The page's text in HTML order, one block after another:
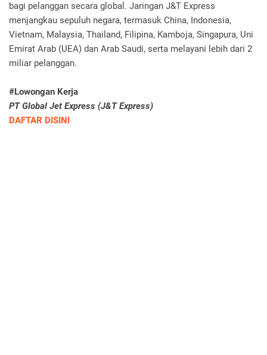
bagi pelanggan secara global. Jaringan J&T Express
menjangkau sepuluh negara, termasuk China, Indonesia,
Vietnam, Malaysia, Thailand, Filipina, Kamboja, Singapura, Uni
Emirat Arab (UEA) dan Arab Saudi, serta melayani lebih dari 2
miliar pelanggan.
#Lowongan Kerja
PT Global Jet Express (J&T Express)
DAFTAR DISINI